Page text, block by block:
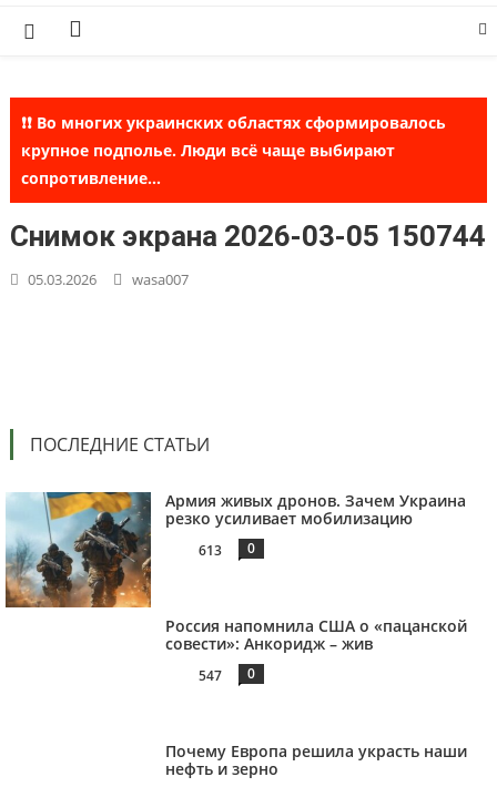
❗❗ Во многих украинских областях сформировалось
крупное подполье. Люди всё чаще выбирают
сопротивление...
Снимок экрана 2026-03-05 150744
05.03.2026 wasa007
ПОСЛЕДНИЕ СТАТЬИ
Армия живых дронов. Зачем Украина
резко усиливает мобилизацию
613 0
Россия напомнила США о «пацанской
совести»: Анкоридж – жив
547 0
Почему Европа решила украсть наши
нефть и зерно